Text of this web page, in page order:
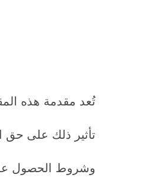
تُعد مقدمة هذه
تأثير ذلك على حق
وشروط الحصول على